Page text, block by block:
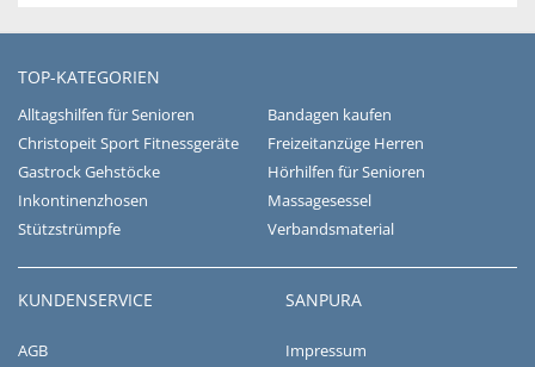
TOP-KATEGORIEN
Alltagshilfen für Senioren
Bandagen kaufen
Christopeit Sport Fitnessgeräte
Freizeitanzüge Herren
Gastrock Gehstöcke
Hörhilfen für Senioren
Inkontinenzhosen
Massagesessel
Stützstrümpfe
Verbandsmaterial
KUNDENSERVICE
AGB
SANPURA
Impressum